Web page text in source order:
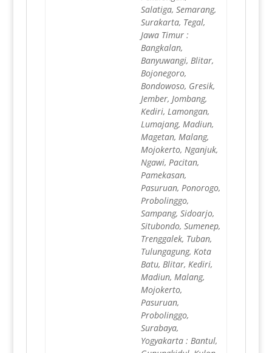
Salatiga, Semarang,
Surakarta, Tegal,
Jawa Timur :
Bangkalan,
Banyuwangi, Blitar,
Bojonegoro,
Bondowoso, Gresik,
Jember, Jombang,
Kediri, Lamongan,
Lumajang, Madiun,
Magetan, Malang,
Mojokerto, Nganjuk,
Ngawi, Pacitan,
Pamekasan,
Pasuruan, Ponorogo,
Probolinggo,
Sampang, Sidoarjo,
Situbondo, Sumenep,
Trenggalek, Tuban,
Tulungagung, Kota
Batu, Blitar, Kediri,
Madiun, Malang,
Mojokerto,
Pasuruan,
Probolinggo,
Surabaya,
Yogyakarta : Bantul,